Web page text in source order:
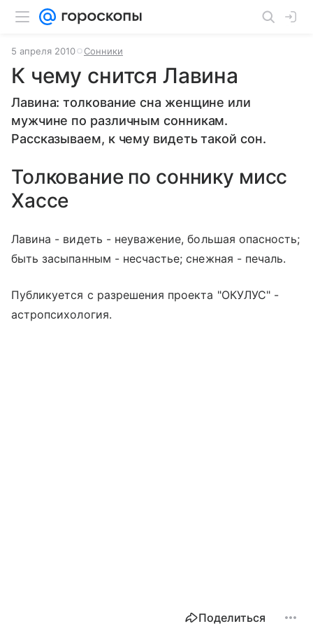
5 апреля 2010 Сонники
К чему снится Лавина
Лавина: толкование сна женщине или
мужчине по различным сонникам.
Рассказываем, к чему видеть такой сон.
Толкование по соннику мисс
Хассе
Лавина - видеть - неуважение, большая опасность;
быть засыпанным - несчастье; снежная - печаль.
Публикуется с разрешения проекта "ОКУЛУС" -
астропсихология.
Поделиться